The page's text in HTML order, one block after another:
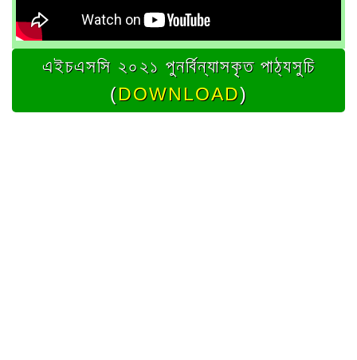
এইচএসসি ২০২১ পুনর্বিন্যাসকৃত পাঠ্যসুচি
(DOWNLOAD)